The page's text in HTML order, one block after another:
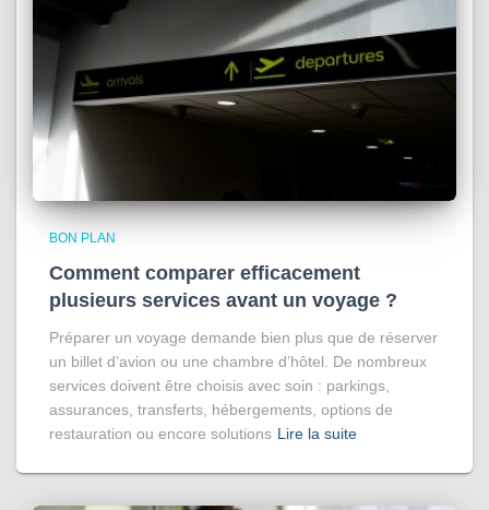
BON PLAN
Comment comparer efficacement
plusieurs services avant un voyage ?
Préparer un voyage demande bien plus que de réserver
un billet d’avion ou une chambre d’hôtel. De nombreux
services doivent être choisis avec soin : parkings,
assurances, transferts, hébergements, options de
restauration ou encore solutions Lire la suite